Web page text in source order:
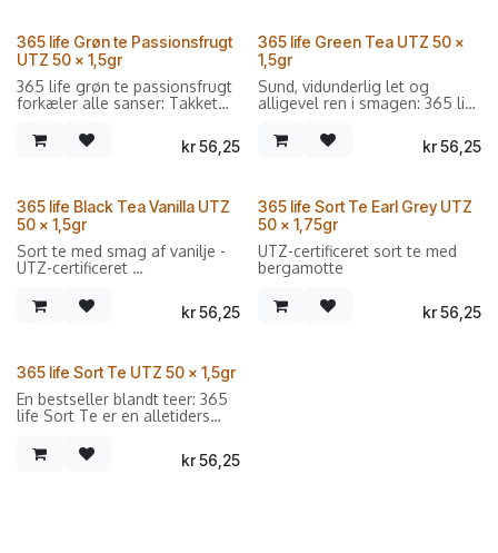
365 life Grøn te Passionsfrugt
UTZ 50 x 1,5gr
365 life grøn te passionsfrugt
forkæler alle sanser: Takket
friske smag af moden
passionsfrugt imponerer den
kr56,25
365 life Green Tea UTZ 50 x
1,5gr
Sund, vidunderlig let og
alligevel ren i smagen: 365 life
drink til alle teelskere, der
nyder fine, elegante noter og
Sælges i forpakninger med 50
dobbeltkammer breve.
kr56,25
365 life Black Tea Vanilla UTZ
50 x 1,5gr
Sort te med smag af vanilje -
UTZ-certificeret
Sælges i forpakninger med 50
dobbeltkammer breve.
kr56,25
365 life Sort Te Earl Grey UTZ
50 x 1,75gr
UTZ-certificeret sort te med
bergamotte
kr56,25
365 life Sort Te UTZ 50 x 1,5gr
En bestseller blandt teer: 365
life Sort Te er en alletiders
eller sukker passer den til
forskellige typer
kr56,25